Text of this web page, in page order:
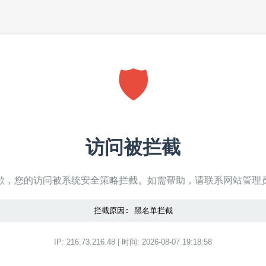
🛡️
访问被拦截
，您的访问被系统安全策略拦截。如需帮助，请联系网站管理
拦截原因: 黑名单拦截
IP: 216.73.216.48 | 时间: 2026-08-07 19:18:58